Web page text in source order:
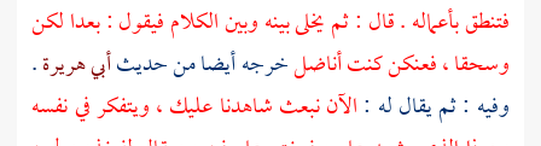
فتنطق بأعماله . قال : ثم يخلى بينه وبين الكلام فيقول : بعدا لكن
وسحقا ، فعنكن كنت أناضلخرجه أيضا من حديثأبي هريرة.
وفيه : ثم يقال له :الآن نبعث شاهدنا عليك ، ويتفكر في نفسه